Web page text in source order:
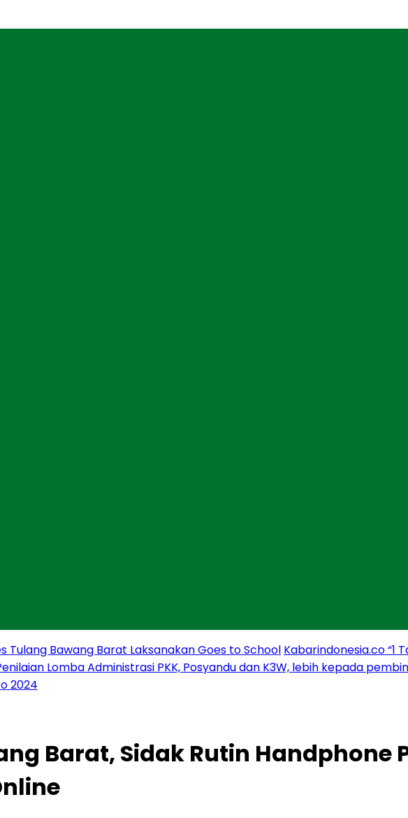
Tulang Bawang Barat Laksanakan Goes to School Kabarindonesia.co “1
Lomba Administrasi PKK, Posyandu dan K3W, lebih kepada
2024
Barat, Sidak Rutin Handphone